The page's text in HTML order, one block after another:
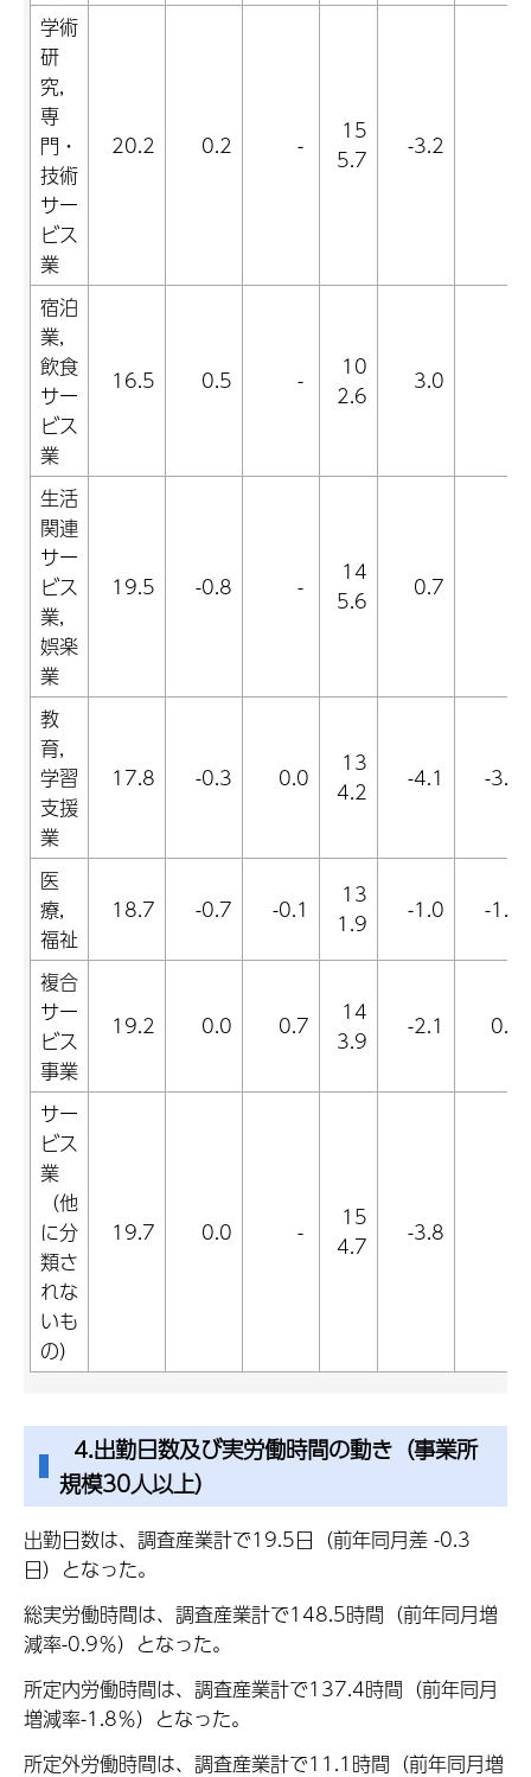
学術
研
究,
専
門・
技術
サー
ビス
業
20.2 0.2 -
15
5.7
-3.2
宿泊
業,
飲食
サー
ビス
業
16.5 0.5 -
10
2.6
3.0
生活
関連
サー
ビス
業,
娯楽
業
19.5 -0.8 -
14
5.6
0.7
教
育,
学習
支援
業
17.8 -0.3 0.0
13
4.2
-4.1 -3.4
医
療,
福祉
18.7 -0.7 -0.1
13
1.9
-1.0 -1.3
複合
サー
ビス
事業
19.2 0.0 0.7
14
3.9
-2.1 0.9
サー
ビス
業
（他
に分
類さ
れな
いも
の）
19.7 0.0 -
15
4.7
-3.8
4.出勤日数及び実労働時間の動き（事業所
規模30人以上）
出勤日数は、調査産業計で19.5日（前年同月差 -0.3
日）となった。
総実労働時間は、調査産業計で148.5時間（前年同月増
減率-0.9％）となった。
所定内労働時間は、調査産業計で137.4時間（前年同月
増減率-1.8％）となった。
所定外労働時間は、調査産業計で11.1時間（前年同月増